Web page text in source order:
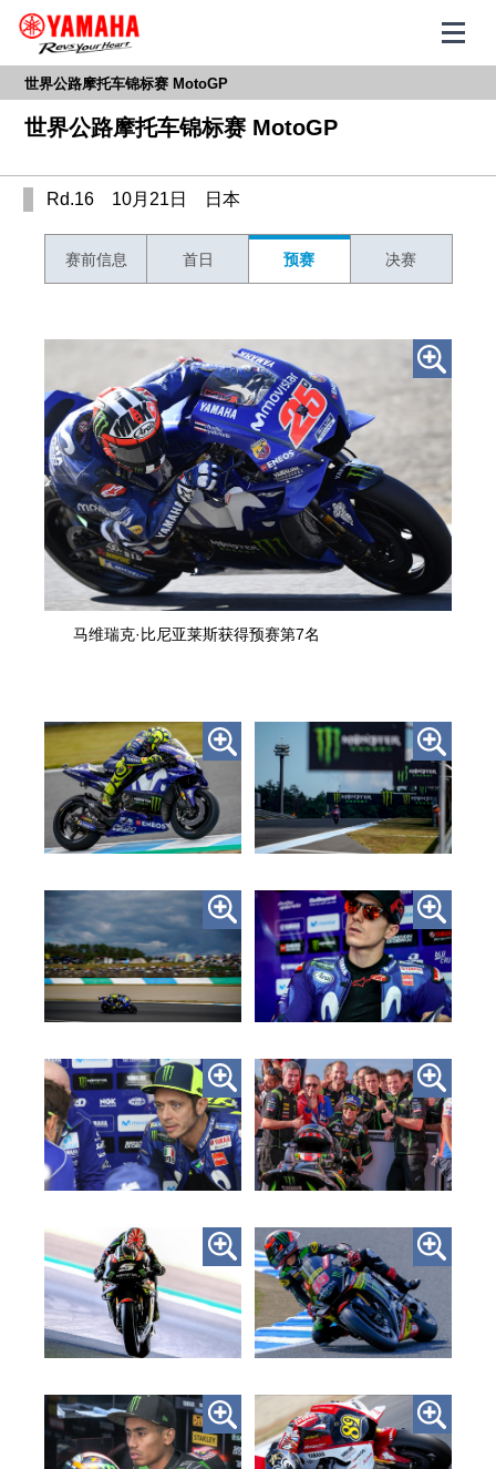
世界公路摩托车锦标赛 MotoGP
世界公路摩托车锦标赛 MotoGP
Rd.16 10月21日 日本
赛前信息 首日 预赛 决赛
马维瑞克·比尼亚莱斯获得预赛第7名